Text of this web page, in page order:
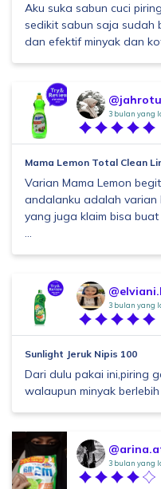
Aku suka sabun cuci
sedikit sabun saja sudah
dan efektif minyak dan
3 bulan yang
Mama Lemon Total Clean
Varian Mama Lemon
andalanku adalah varian
yang juga klaim bisa
...
3 bulan yang
Sunlight Jeruk Nipis 100
Dari dulu pakai ini,piring
walaupun minyak berlebih
3 bulan yang